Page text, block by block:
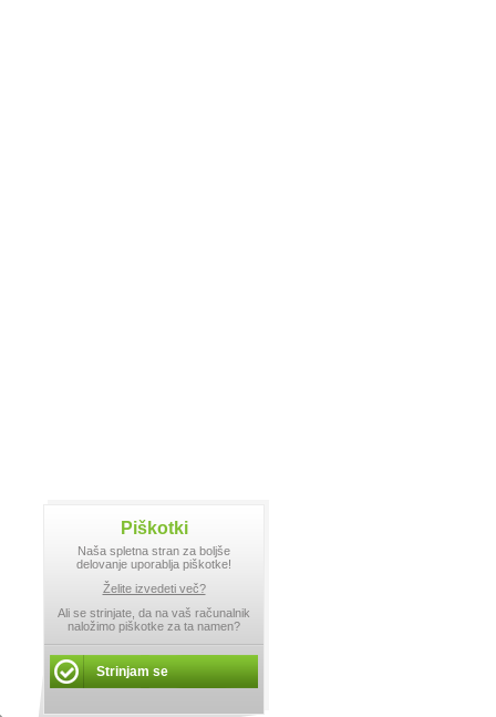
Piškotki
Naša spletna stran za boljše
delovanje uporablja piškotke!
Želite izvedeti več?
Ali se strinjate, da na vaš računalnik
naložimo piškotke za ta namen?
Strinjam se